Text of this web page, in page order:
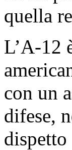
quella
L’A-12
con un
difese,